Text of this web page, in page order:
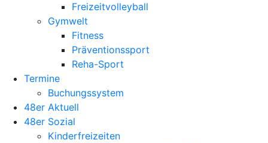
Freizeitvolleyball
Gymwelt
Fitness
Präventionssport
Reha-Sport
Termine
Buchungssystem
48er Aktuell
48er Sozial
Kinderfreizeiten